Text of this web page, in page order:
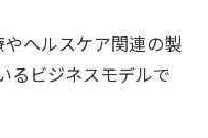
ヘルスケア関連の製
るビジネスモデルで